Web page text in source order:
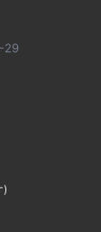
29